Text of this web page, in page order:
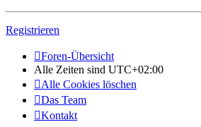
Registrieren
Foren-Übersicht
Alle Zeiten sind UTC+02:00
Alle Cookies löschen
Das Team
Kontakt